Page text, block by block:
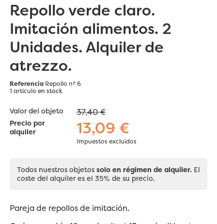
Repollo verde claro.
Imitación alimentos. 2
Unidades. Alquiler de
atrezzo.
Referencia Repollo nº 6
1 artículo en stock
Valor del objeto 37,40 €
Precio por
alquiler
13,09 €
Impuestos excluidos
Todos nuestros objetos solo en régimen de alquiler. El
coste del alquiler es el 35% de su precio.
Pareja de repollos de imitación.